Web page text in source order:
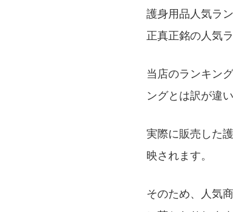
護身用品人気ラ
正真正銘の人気
当店のランキン
ングとは訳が違い
実際に販売した
映されます。
そのため、人気